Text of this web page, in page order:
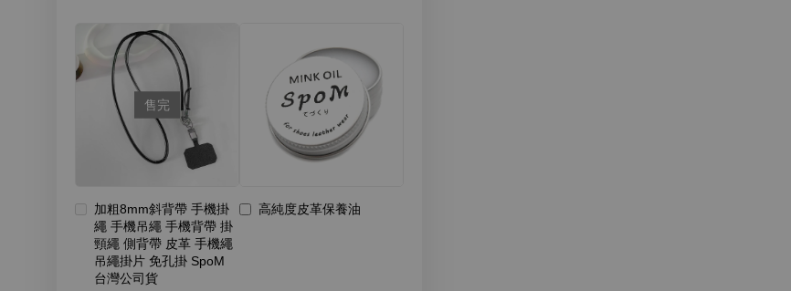
售完
加粗8mm斜背帶 手機掛
繩 手機吊繩 手機背帶 掛
頸繩 側背帶 皮革 手機繩
吊繩掛片 免孔掛 SpoM
台灣公司貨
高純度皮革保養油